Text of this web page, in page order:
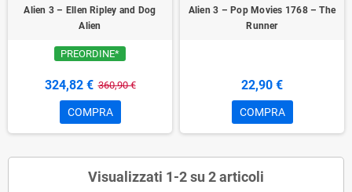
Alien 3 – Ellen Ripley and Dog
Alien
PREORDINE*
324,82 € 360,90 €
COMPRA
Alien 3 – Pop Movies 1768 – The
Runner
22,90 €
COMPRA
Visualizzati 1-2 su 2 articoli